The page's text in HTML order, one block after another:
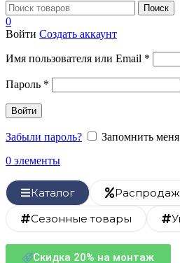
Поиск
0
Войти Создать аккаунт
Имя пользователя или Email *
Пароль *
Войти
Забыли пароль?
Запомнить меня
0 элементы
Каталог
Сезонные товары
Скидка 20% на монтаж